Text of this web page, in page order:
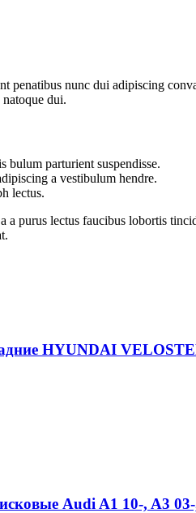
penatibus nunc dui adipiscing
dui.
bulum parturient suspendisse.
a vestibulum hendre.
lectus.
a purus lectus faucibus lobortis
HYUNDAI
Audi A1 10-, A3